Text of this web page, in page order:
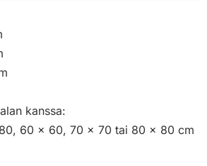
kanssa:
60 x 60, 70 x 70 tai 80 x 80 cm